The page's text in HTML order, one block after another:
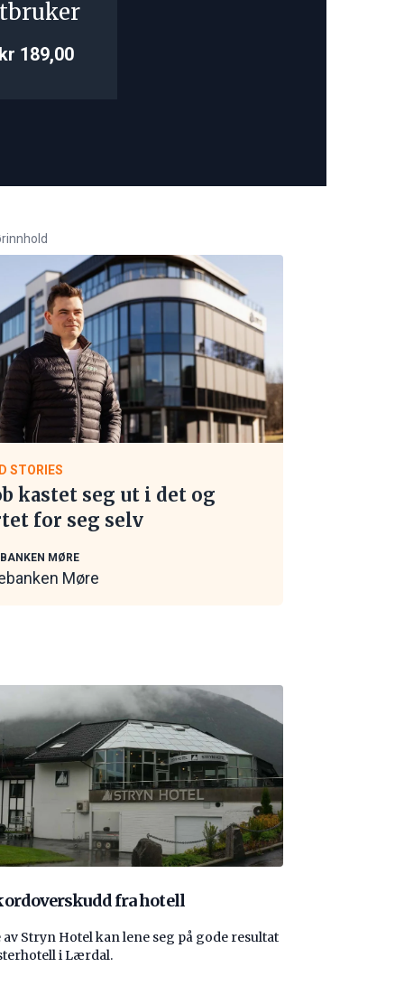
189,00
STORIES
kastet seg ut i det og
for seg selv
MØRE
Møre
fra hotell
av Stryn Hotel kan lene seg på gode resultat
i Lærdal.